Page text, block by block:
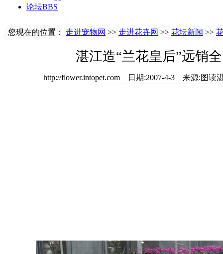
论坛BBS
您现在的位置： 走进宠物网 >> 走进花卉网 >> 花坛新闻 >>
湛江造“兰花皇后”远销
http://flower.intopet.com 日期:2007-4-3 来源:图